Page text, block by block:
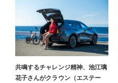
共鳴するチャレンジ精神、池江璃
花子さんがクラウン（エステー